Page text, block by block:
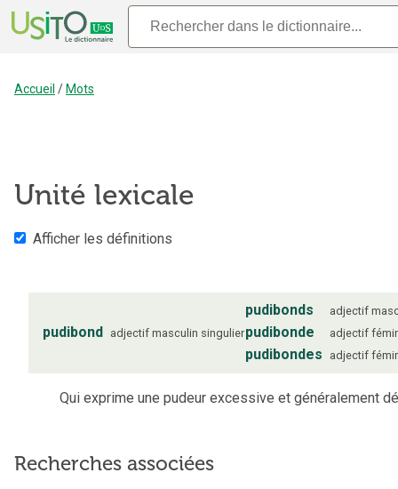
Accueil / Mots
Unité lexicale
Afficher les définitions
pudibond adjectif masculin singulier
pudibonds adjectif
pudibonde adjectif
pudibondes adjectif
Qui exprime une pudeur excessive et généralement
Recherches associées